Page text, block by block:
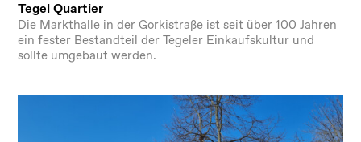
Tegel Quartier
Die Markthalle in der Gorkistraße ist seit über 100 Jahren
ein fester Bestandteil der Tegeler Einkaufskultur und
sollte umgebaut werden.